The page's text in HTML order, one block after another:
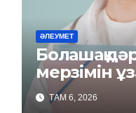
ӘЛЕУМЕТ
Болашақ
мерзімін
ТАМ 6, 2026